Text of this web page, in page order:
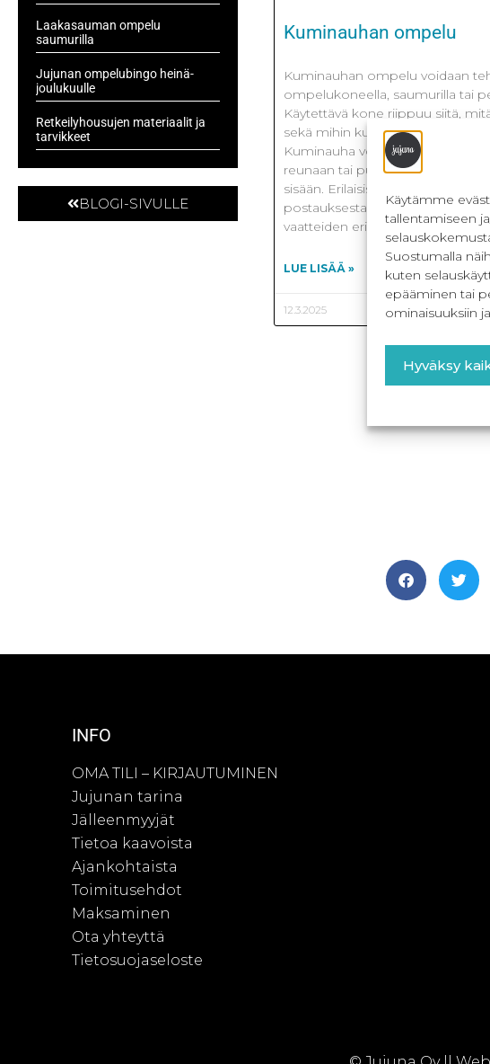
Käytämme
tallentamiseen
Suostumalla
kuten
epääminen tai
ominaisuuksiin
Hyväksy
Laakasauman ompelu
saumurilla
Jujunan ompelubingo heinä-
joulukuulle
Retkeilyhousujen materiaalit ja
tarvikkeet
BLOGI-SIVULLE
Kuminauhan ompelu
Kuminauhan ompelu voidaan
ompelukoneella, saumurilla tai
Käytettävä kone riippuu siitä,
sekä mihin kuminauhaa ollaan
Kuminauha voidaan kiinnittää
reunaan tai pujottaa esimerkiksi
sisään. Erilaisista kuminauhoista
postauksesta. Tähän
vaatteiden eri kohtia ja tapoja,
LUE LISÄÄ »
12.3.2025
INFO
OMA TILI – KIRJAUTUMINEN
Jujunan tarina
Jälleenmyyjät
Tietoa kaavoista
Ajankohtaista
Toimitusehdot
Maksaminen
Ota yhteyttä
Tietosuojaseloste